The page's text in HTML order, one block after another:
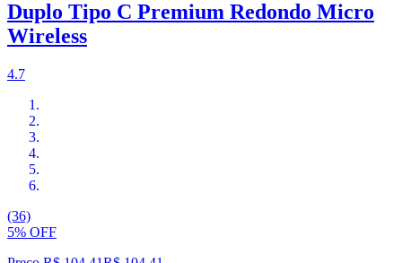
Duplo Tipo C Premium Redondo Micro
Wireless
4.7
(36)
5% OFF